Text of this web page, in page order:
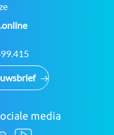
media
Volg Volg